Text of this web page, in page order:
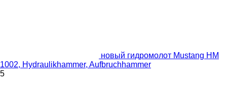
новый гидромолот Mustang HM
1002, Hydraulikhammer, Aufbruchhammer
5